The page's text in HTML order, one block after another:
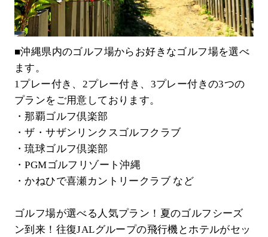
■沖縄県内のゴルフ場からお好きなゴルフ場を選べ
ます。
1プレー付き、2プレー付き、3プレー付きの3つの
プランをご用意しております。
・那覇ゴルフ倶楽部
・ザ・サザンリンクスゴルフクラブ
・琉球ゴルフ倶楽部
・PGMゴルフリゾート沖縄
・かねひで喜瀬カントリークラブ など
ゴルフ場が選べる人気プラン！夏のゴルフシーズ
ン到来！往復JALグループの飛行機とホテルがセッ